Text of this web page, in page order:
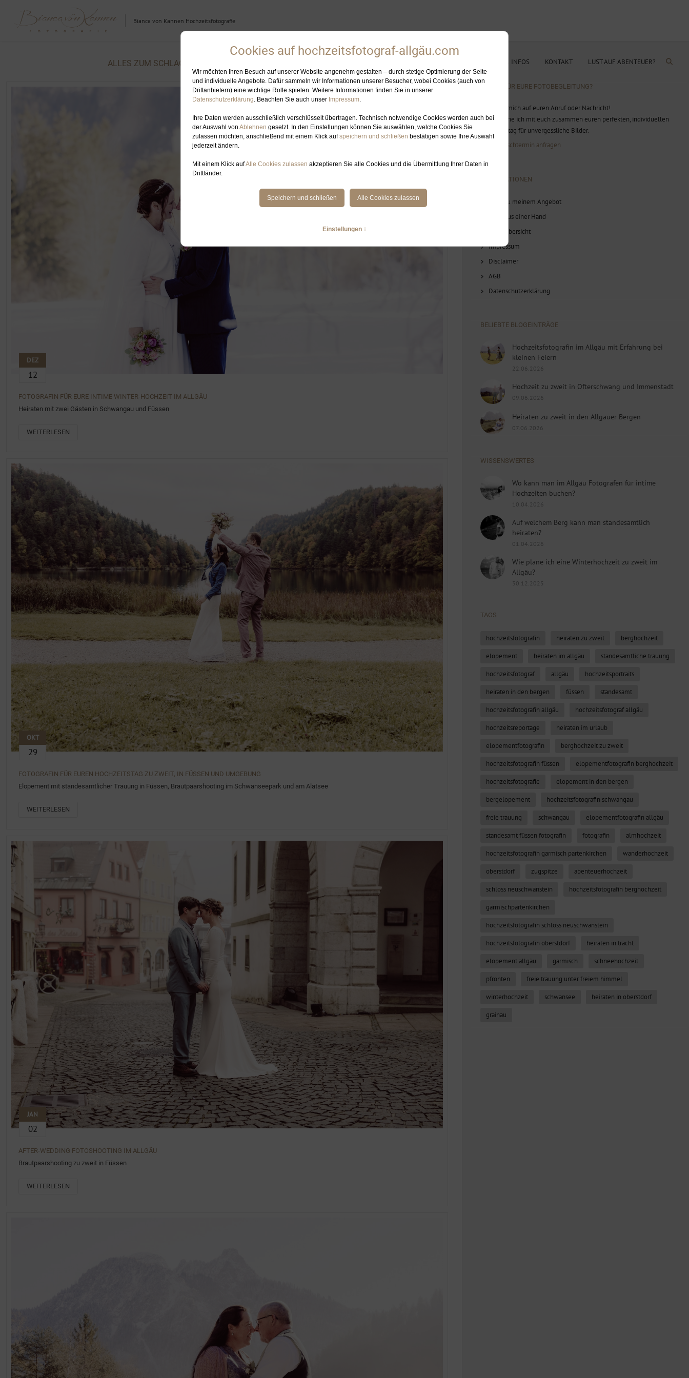
Bianca von Kannen Hochzeitsfotografie
PREISE & INFOS KONTAKT LUST AUF ABENTEUER?
ALLES ZUM SCHLAGWORT: HOCHZEITSFOTOGRAF SCHWANSEE
DEZ
12
FOTOGRAFIN FÜR EURE INTIME WINTER-HOCHZEIT IM ALLGÄU
Heiraten mit zwei Gästen in Schwangau und Füssen
WEITERLESEN
OKT
29
FOTOGRAFIN FÜR EUREN HOCHZEITSTAG ZU ZWEIT, IN FÜSSEN UND UMGEBUNG
Elopement mit standesamtlicher Trauung in Füssen, Brautpaarshooting im Schwanseepark und am Alatsee
WEITERLESEN
JAN
02
AFTER-WEDDING FOTOSHOOTING IM ALLGÄU
Brautpaarshooting zu zweit in Füssen
WEITERLESEN
BEREIT FÜR EURE FOTOBEGLEITUNG?
Ich freue mich auf euren Anruf oder Nachricht!
Gerne plane ich mit euch zusammen euren perfekten, individuellen
Hochzeitstag für unvergessliche Bilder.
Jetzt Wunschtermin anfragen
INFORMATIONEN
Infos zu meinem Angebot
Alles aus einer Hand
Blog-Übersicht
Impressum
Disclaimer
AGB
Datenschutzerklärung
BELIEBTE BLOGEINTRÄGE
Hochzeitsfotografin im Allgäu mit Erfahrung bei
kleinen Feiern
22.06.2026
Hochzeit zu zweit in Ofterschwang und Immenstadt
09.06.2026
Heiraten zu zweit in den Allgäuer Bergen
07.06.2026
WISSENSWERTES
Wo kann man im Allgäu Fotografen für intime
Hochzeiten buchen?
10.04.2026
Auf welchem Berg kann man standesamtlich
heiraten?
01.04.2026
Wie plane ich eine Winterhochzeit zu zweit im
Allgäu?
30.12.2025
TAGS
hochzeitsfotografin heiraten zu zweit berghochzeit
elopement heiraten im allgäu standesamtliche trauung
hochzeitsfotograf allgäu hochzeitsportraits
heiraten in den bergen füssen standesamt
hochzeitsfotografin allgäu hochzeitsfotograf allgäu
hochzeitsreportage heiraten im urlaub
elopementfotografin berghochzeit zu zweit
hochzeitsfotografin füssen elopementfotografin berghochzeit
hochzeitsfotografie elopement in den bergen
bergelopement hochzeitsfotografin schwangau
freie trauung schwangau elopementfotografin allgäu
standesamt füssen fotografin fotografin almhochzeit
hochzeitsfotografin garmisch partenkirchen wanderhochzeit
oberstdorf zugspitze abenteuerhochzeit
schloss neuschwanstein hochzeitsfotografin berghochzeit
garmischpartenkirchen
hochzeitsfotografin schloss neuschwanstein
hochzeitsfotografin oberstdorf heiraten in tracht
elopement allgäu garmisch schneehochzeit
pfronten freie trauung unter freiem himmel
winterhochzeit schwansee heiraten in oberstdorf
grainau